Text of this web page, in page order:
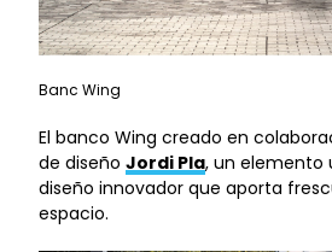
Banc Wing
El banco Wing creado en
de diseño Jordi Pla, un elemento
diseño innovador que aporta
espacio.